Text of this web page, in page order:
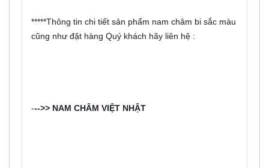
*****Thông tin chi tiết sản phẩm nam châm bi sắc màu
cũng như đặt hàng Quý khách hãy liên hệ :
--->> NAM CHÂM VIỆT NHẬT